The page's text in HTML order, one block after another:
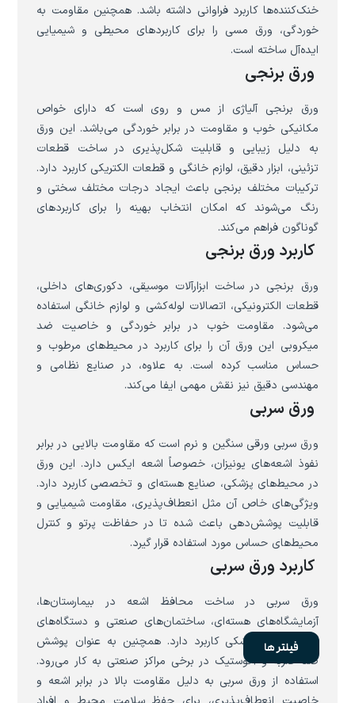
خنک‌کننده‌ها کاربرد فراوانی داشته باشد. همچنین مقاومت به
خوردگی، ورق مسی را برای کاربردهای محیطی و شیمیایی
ایده‌آل ساخته است.
ورق برنجی
ورق برنجی آلیاژی از مس و روی است که دارای خواص
مکانیکی خوب و مقاومت در برابر خوردگی می‌باشد. این ورق
به دلیل زیبایی و قابلیت شکل‌پذیری در ساخت قطعات
تزئینی، ابزار دقیق، لوازم خانگی و قطعات الکتریکی کاربرد دارد.
ترکیبات مختلف برنجی باعث ایجاد درجات مختلف سختی و
رنگ می‌شوند که امکان انتخاب بهینه را برای کاربردهای
گوناگون فراهم می‌کند.
کاربرد ورق برنجی
ورق برنجی در ساخت ابزارآلات موسیقی، دکوری‌های داخلی،
قطعات الکترونیکی، اتصالات لوله‌کشی و لوازم خانگی استفاده
می‌شود. مقاومت خوب در برابر خوردگی و خاصیت ضد
میکروبی این ورق آن را برای کاربرد در محیط‌های مرطوب و
حساس مناسب کرده است. به علاوه، در صنایع نظامی و
مهندسی دقیق نیز نقش مهمی ایفا می‌کند.
ورق سربی
ورق سربی ورقی سنگین و نرم است که مقاومت بالایی در برابر
نفوذ اشعه‌های یونیزان، خصوصاً اشعه ایکس دارد. این ورق
در محیط‌های پزشکی، صنایع هسته‌ای و تخصصی کاربرد دارد.
ویژگی‌های خاص آن مثل انعطاف‌پذیری، مقاومت شیمیایی و
قابلیت پوشش‌دهی باعث شده تا در حفاظت پرتو و کنترل
محیط‌های حساس مورد استفاده قرار گیرد.
کاربرد ورق سربی
ورق سربی در ساخت محافظ اشعه در بیمارستان‌ها،
آزمایشگاه‌های هسته‌ای، ساختمان‌های صنعتی و دستگاه‌های
تصویربرداری پزشکی کاربرد دارد. همچنین به عنوان پوشش
ضد ضربه و آکوستیک در برخی مراکز صنعتی به کار می‌رود.
استفاده از ورق سربی به دلیل مقاومت بالا در برابر اشعه و
فیلتر ها